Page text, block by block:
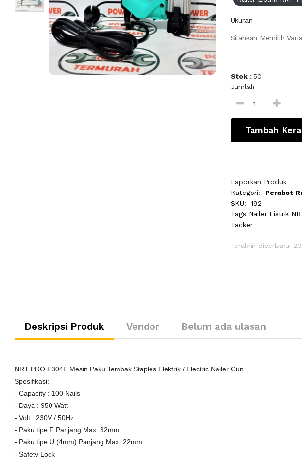
Ukuran
Silahkan Memilih
Stok : 50
Jumlah
Tambah
Laporkan Produk
Kategori:
Perabot
SKU:
192
Tags Nailer Listrik
Tacker
Terakhir diperbarui
Deskripsi Produk Vendor Belum ada ulasan
NRT PRO F304E Mesin Paku Tembak Staples Elektrik / Electric Nailer Gun
Spesifikasi:
- Capacity : 100 Nails
- Daya : 950 Watt
- Volt : 230V / 50Hz
- Paku tipe F Panjang Max. 32mm
- Paku tipe U (4mm) Panjang Max. 22mm
- Safety Lock